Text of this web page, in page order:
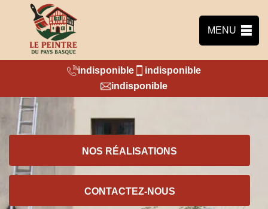
MENU
indisponible
indisponible
indisponible
NOS RÉALISATIONS
CONTACTEZ-NOUS